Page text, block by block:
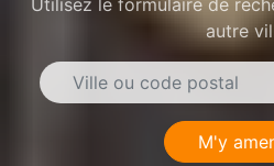
Utilisez le formulaire de
autre
M'y